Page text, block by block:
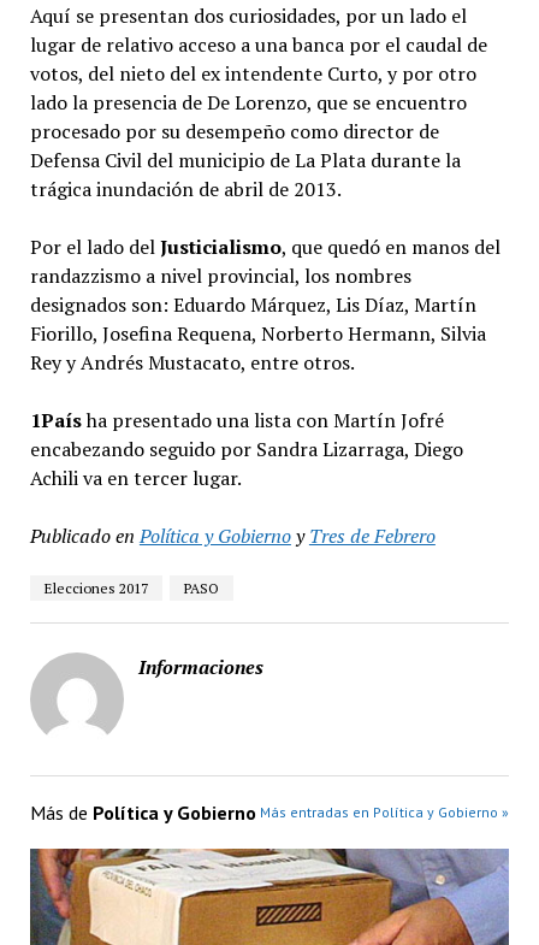
Aquí se presentan dos curiosidades, por un lado el
lugar de relativo acceso a una banca por el caudal de
votos, del nieto del ex intendente Curto, y por otro
lado la presencia de De Lorenzo, que se encuentro
procesado por su desempeño como director de
Defensa Civil del municipio de La Plata durante la
trágica inundación de abril de 2013.
Por el lado delJusticialismo, que quedó en manos del
randazzismo a nivel provincial, los nombres
designados son: Eduardo Márquez, Lis Díaz, Martín
Fiorillo, Josefina Requena, Norberto Hermann, Silvia
Rey y Andrés Mustacato, entre otros.
1Paísha presentado una lista con Martín Jofré
encabezando seguido por Sandra Lizarraga, Diego
Achili va en tercer lugar.
Publicado en Política y GobiernoyTres de Febrero
Elecciones 2017 PASO
Informaciones
Más de Política y Gobierno Más entradas en Política y Gobierno »